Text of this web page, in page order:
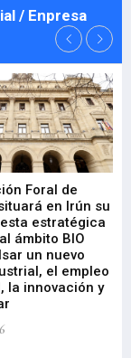
/ Enpresa
Foral de
en Irún su
estratégica
ámbito BIO
un nuevo
el empleo
la innovación y